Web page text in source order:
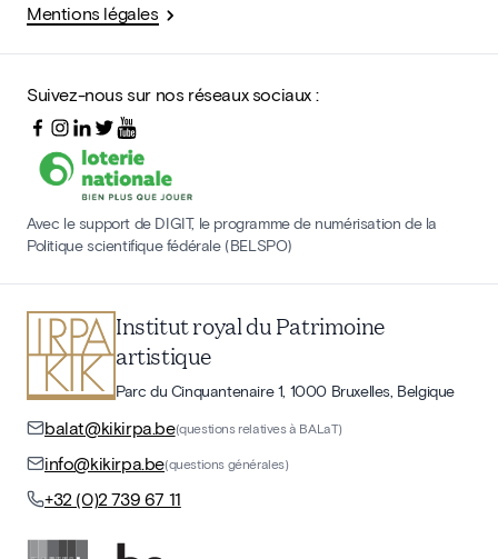
Mentions légales
Suivez-nous sur nos réseaux sociaux :
Avec le support de DIGIT, le programme de numérisation de la
Politique scientifique fédérale (BELSPO)
Institut royal du Patrimoine
artistique
Parc du Cinquantenaire 1, 1000 Bruxelles, Belgique
balat@kikirpa.be(questions relatives à BALaT)
info@kikirpa.be(questions générales)
+32 (0)2 739 67 11